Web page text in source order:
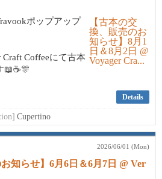
ポップアップ
Coffeeにて古本
📖☕🎊
Details
Cupertino
2026/06/01 (Mon)
知らせ】6月6日＆6月7日 @ Ver